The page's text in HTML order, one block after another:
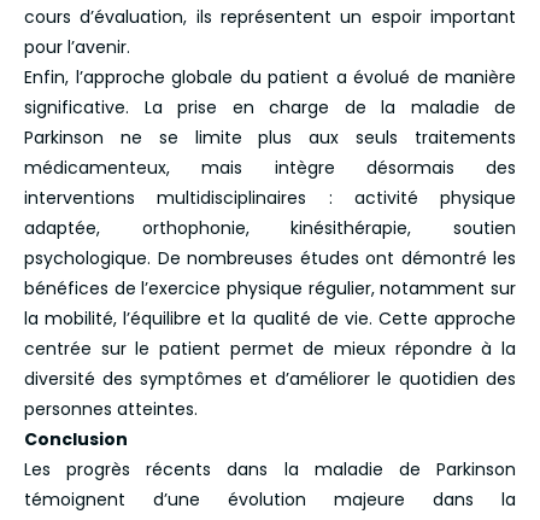
cours d’évaluation, ils représentent un espoir important
pour l’avenir.
Enfin, l’approche globale du patient a évolué de manière
significative. La prise en charge de la maladie de
Parkinson ne se limite plus aux seuls traitements
médicamenteux, mais intègre désormais des
interventions multidisciplinaires : activité physique
adaptée, orthophonie, kinésithérapie, soutien
psychologique. De nombreuses études ont démontré les
bénéfices de l’exercice physique régulier, notamment sur
la mobilité, l’équilibre et la qualité de vie. Cette approche
centrée sur le patient permet de mieux répondre à la
diversité des symptômes et d’améliorer le quotidien des
personnes atteintes.
Conclusion
Les progrès récents dans la maladie de Parkinson
témoignent d’une évolution majeure dans la